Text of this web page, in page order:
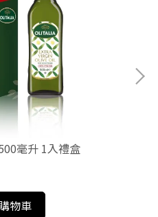
毫升 1入禮盒
物車